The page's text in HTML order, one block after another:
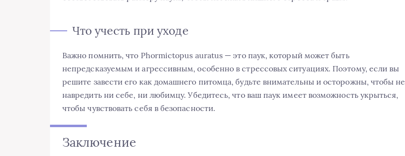
Что учесть при уходе
Важно помнить, что Phormictopus auratus — это паук, который может быть
непредсказуемым и агрессивным, особенно в стрессовых ситуациях. Поэтому, если вы
решите завести его как домашнего питомца, будьте внимательны и осторожны, чтобы не
навредить ни себе, ни любимцу. Убедитесь, что ваш паук имеет возможность укрыться,
чтобы чувствовать себя в безопасности.
Заключение